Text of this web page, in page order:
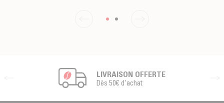
LIVRAISON OFFERTE
Dès 50€ d'achat